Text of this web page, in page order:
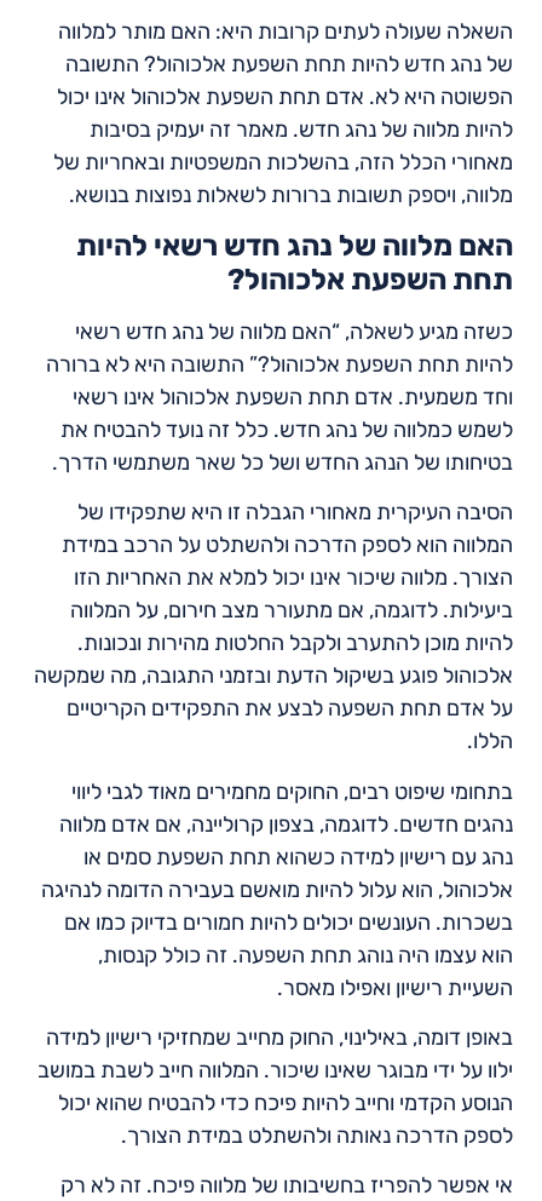
השאלה שעולה לעתים קרובות היא: האם מותר למלווה
של נהג חדש להיות תחת השפעת אלכוהול? התשובה
הפשוטה היא לא. אדם תחת השפעת אלכוהול אינו יכול
להיות מלווה של נהג חדש. מאמר זה יעמיק בסיבות
מאחורי הכלל הזה, בהשלכות המשפטיות ובאחריות של
מלווה, ויספק תשובות ברורות לשאלות נפוצות בנושא.
האם מלווה של נהג חדש רשאי להיות
תחת השפעת אלכוהול?
כשזה מגיע לשאלה, “האם מלווה של נהג חדש רשאי
להיות תחת השפעת אלכוהול?” התשובה היא לא ברורה
וחד משמעית. אדם תחת השפעת אלכוהול אינו רשאי
לשמש כמלווה של נהג חדש. כלל זה נועד להבטיח את
בטיחותו של הנהג החדש ושל כל שאר משתמשי הדרך.
הסיבה העיקרית מאחורי הגבלה זו היא שתפקידו של
המלווה הוא לספק הדרכה ולהשתלט על הרכב במידת
הצורך. מלווה שיכור אינו יכול למלא את האחריות הזו
ביעילות. לדוגמה, אם מתעורר מצב חירום, על המלווה
להיות מוכן להתערב ולקבל החלטות מהירות ונכונות.
אלכוהול פוגע בשיקול הדעת ובזמני התגובה, מה שמקשה
על אדם תחת השפעה לבצע את התפקידים הקריטיים
הללו.
בתחומי שיפוט רבים, החוקים מחמירים מאוד לגבי ליווי
נהגים חדשים. לדוגמה, בצפון קרוליינה, אם אדם מלווה
נהג עם רישיון למידה כשהוא תחת השפעת סמים או
אלכוהול, הוא עלול להיות מואשם בעבירה הדומה לנהיגה
בשכרות. העונשים יכולים להיות חמורים בדיוק כמו אם
הוא עצמו היה נוהג תחת השפעה. זה כולל קנסות,
השעיית רישיון ואפילו מאסר.
באופן דומה, באילינוי, החוק מחייב שמחזיקי רישיון למידה
ילוו על ידי מבוגר שאינו שיכור. המלווה חייב לשבת במושב
הנוסע הקדמי וחייב להיות פיכח כדי להבטיח שהוא יכול
לספק הדרכה נאותה ולהשתלט במידת הצורך.
אי אפשר להפריז בחשיבותו של מלווה פיכח. זה לא רק